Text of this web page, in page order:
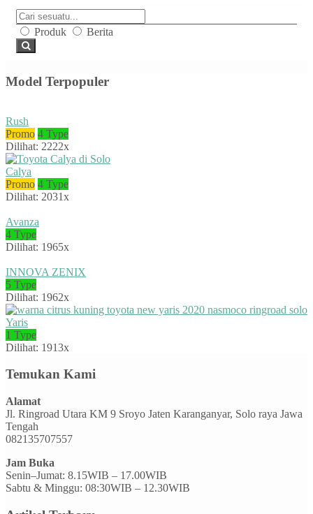
Produk Berita
Model Terpopuler
Rush
Promo 4 Type
Dilihat: 2222x
Calya
Promo 4 Type
Dilihat: 2031x
Avanza
4 Type
Dilihat: 1965x
INNOVA ZENIX
5 Type
Dilihat: 1962x
Yaris
1 Type
Dilihat: 1913x
Temukan Kami
Alamat
Jl. Ringroad Utara KM 9 Sroyo Jaten Karanganyar, Solo raya Jawa
Tengah
082135707557
Jam Buka
Senin–Jumat: 8.15WIB – 17.00WIB
Sabtu & Minggu: 08:30WIB – 12.30WIB